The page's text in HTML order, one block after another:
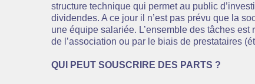
structure technique qui permet au public
dividendes. A ce jour il n’est pas prévu que la
une équipe salariée. L’ensemble des tâches
de l’association ou par le biais de prestataires
QUI PEUT SOUSCRIRE DES PARTS ?